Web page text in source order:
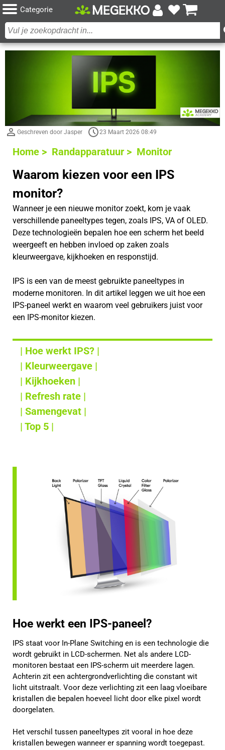
Categorie
Geschreven door Jasper 23 Maart 2026 08:49
Home > Randapparatuur > Monitor
Waarom kiezen voor een IPS
monitor?
Wanneer je een nieuwe monitor zoekt, kom je vaak
verschillende paneeltypes tegen, zoals IPS, VA of OLED.
Deze technologieën bepalen hoe een scherm het beeld
weergeeft en hebben invloed op zaken zoals
kleurweergave, kijkhoeken en responstijd.
IPS is een van de meest gebruikte paneeltypes in
moderne monitoren. In dit artikel leggen we uit hoe een
IPS-paneel werkt en waarom veel gebruikers juist voor
een IPS-monitor kiezen.
| Hoe werkt IPS? |
| Kleurweergave |
| Kijkhoeken |
| Refresh rate |
| Samengevat |
| Top 5 |
Hoe werkt een IPS-paneel?
IPS staat voor In-Plane Switching en is een technologie die
wordt gebruikt in LCD-schermen. Net als andere LCD-
monitoren bestaat een IPS-scherm uit meerdere lagen.
Achterin zit een achtergrondverlichting die constant wit
licht uitstraalt. Voor deze verlichting zit een laag vloeibare
kristallen die bepalen hoeveel licht door elke pixel wordt
doorgelaten.
Het verschil tussen paneeltypes zit vooral in hoe deze
kristallen bewegen wanneer er spanning wordt toegepast.